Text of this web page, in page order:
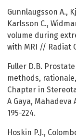
Gunnlaugsson A.,
Karlsson C.,
volume during
with MRI // Radiat
Fuller D.B.
methods,
Chapter in
A Gaya, Mahadeva
195-224.
Hoskin P.J.,